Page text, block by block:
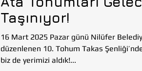
Taşınıyor!
16 Mart 2025 Pazar günü Nilüfer
düzenlenen 10. Tohum Takas
biz de yerimizi aldık!...